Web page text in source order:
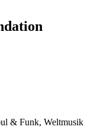
& Funk, Weltmusik